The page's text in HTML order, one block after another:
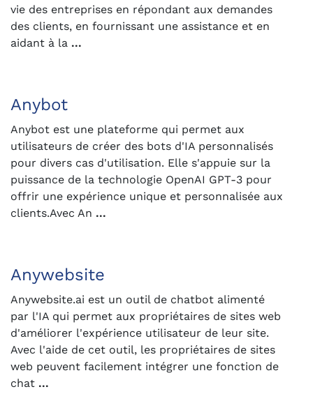
vie des entreprises en répondant aux demandes
des clients, en fournissant une assistance et en
aidant à la ...
Anybot
Anybot est une plateforme qui permet aux
utilisateurs de créer des bots d'IA personnalisés
pour divers cas d'utilisation. Elle s'appuie sur la
puissance de la technologie OpenAI GPT-3 pour
offrir une expérience unique et personnalisée aux
clients.Avec An ...
Anywebsite
Anywebsite.ai est un outil de chatbot alimenté
par l'IA qui permet aux propriétaires de sites web
d'améliorer l'expérience utilisateur de leur site.
Avec l'aide de cet outil, les propriétaires de sites
web peuvent facilement intégrer une fonction de
chat ...